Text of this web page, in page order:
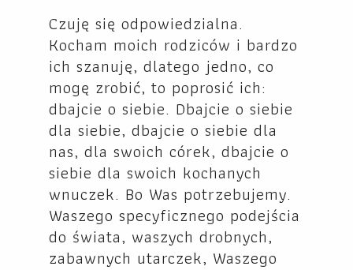
Czuję się odpowiedzialna.
Kocham moich rodziców i bardzo
ich szanuję, dlatego jedno, co
mogę zrobić, to poprosić ich:
dbajcie o siebie. Dbajcie o siebie
dla siebie, dbajcie o siebie dla
nas, dla swoich córek, dbajcie o
siebie dla swoich kochanych
wnuczek. Bo Was potrzebujemy.
Waszego specyficznego podejścia
do świata, waszych drobnych,
zabawnych utarczek, Waszego